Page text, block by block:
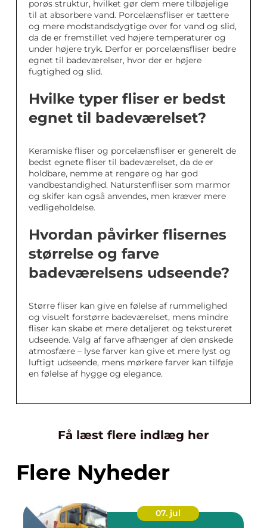
porøs struktur, hvilket gør dem mere tilbøjelige
til at absorbere vand. Porcelænsfliser er tættere
og mere modstandsdygtige over for vand og slid,
da de er fremstillet ved højere temperaturer og
under højere tryk. Derfor er porcelænsfliser bedre
egnet til badeværelser, hvor der er højere
fugtighed og slid.
Hvilke typer fliser er bedst
egnet til badeværelset?
Keramiske fliser og porcelænsfliser er generelt de
bedst egnete fliser til badeværelset, da de er
holdbare, nemme at rengøre og har god
vandbestandighed. Naturstenfliser som marmor
og skifer kan også anvendes, men kræver mere
vedligeholdelse.
Hvordan påvirker flisernes
størrelse og farve
badeværelsens udseende?
Større fliser kan give en følelse af rummelighed
og visuelt forstørre badeværelset, mens mindre
fliser kan skabe et mere detaljeret og tekstureret
udseende. Valg af farve afhænger af den ønskede
atmosfære – lyse farver kan give et mere lyst og
luftigt udseende, mens mørkere farver kan tilføje
en følelse af hygge og elegance.
Få læst flere indlæg her
Flere Nyheder
07. jul